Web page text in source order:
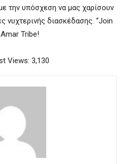
την υπόσχεση να μας χαρίσουν
νυχτερινής διασκέδασης. “Join
Tribe!
Views: 3,130